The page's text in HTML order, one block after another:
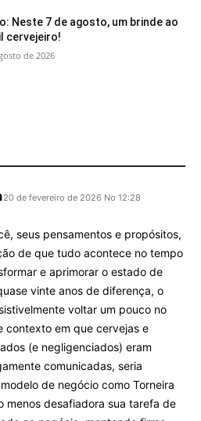
Neste 7 de agosto, um brinde ao
cervejeiro!
de 2026
20 de fevereiro de 2026 No 12:28
seus pensamentos e propósitos,
de que tudo acontece no tempo
e aprimorar o estado de
vinte anos de diferença, o
voltar um pouco no
contexto em que cervejas e
(e negligenciados) eram
comunicadas, seria
de negócio como Torneira
menos desafiadora sua tarefa de